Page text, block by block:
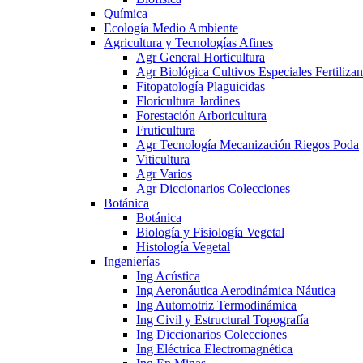
Química
Ecología Medio Ambiente
Agricultura y Tecnologías Afines
Agr General Horticultura
Agr Biológica Cultivos Especiales
Fitopatología Plaguicidas
Floricultura Jardines
Forestación Arboricultura
Fruticultura
Agr Tecnología Mecanización Riegos Poda
Viticultura
Agr Varios
Agr Diccionarios Colecciones
Botánica
Botánica
Biología y Fisiología Vegetal
Histología Vegetal
Ingenierías
Ing Acústica
Ing Aeronáutica Aerodinámica Náutica
Ing Automotriz Termodinámica
Ing Civil y Estructural Topografía
Ing Diccionarios Colecciones
Ing Eléctrica Electromagnética